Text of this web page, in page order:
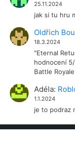
25.11.2024
jak si tu hru
Oldřich
18.3.2024
"Eternal
hodnocení
Battle
Adéla:
1.1.2024
je to podraz